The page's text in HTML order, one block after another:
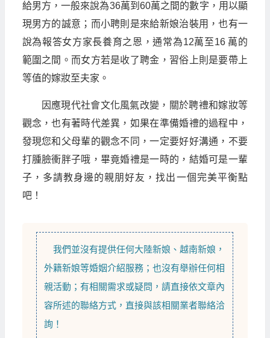
給男方，一般來說為36萬到60萬之間的數字，用以顯
現男方的誠意；而小聘則是來給新娘治裝用，也有一
說為報答女方家長養育之恩，通常為12萬至16 萬的
範圍之間。而女方若是收了聘金，習俗上則是要帶上
等值的嫁妝至夫家。
因應現代社會文化風氣改變，關於聘禮和嫁妝等
觀念，也有著時代差異，如果在準備婚禮的過程中，
發現您和父母輩的觀念不同，一定要好好溝通，不要
打腫臉衝胖子哦，畢竟婚禮是一時的，結婚可是一輩
子，多請教身邊的親朋好友，找出一個完美平衡點
吧！
我們並沒有提供任何大陸新娘 、越南新娘 ，
外籍新娘等婚姻介紹服務；也沒有舉辦任何相
親活動；有相關需求或疑問，請直接依文章內
容所述的聯絡方式，直接與該相關業者聯絡洽
詢！